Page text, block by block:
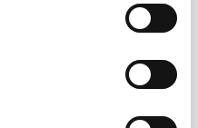
29
aug